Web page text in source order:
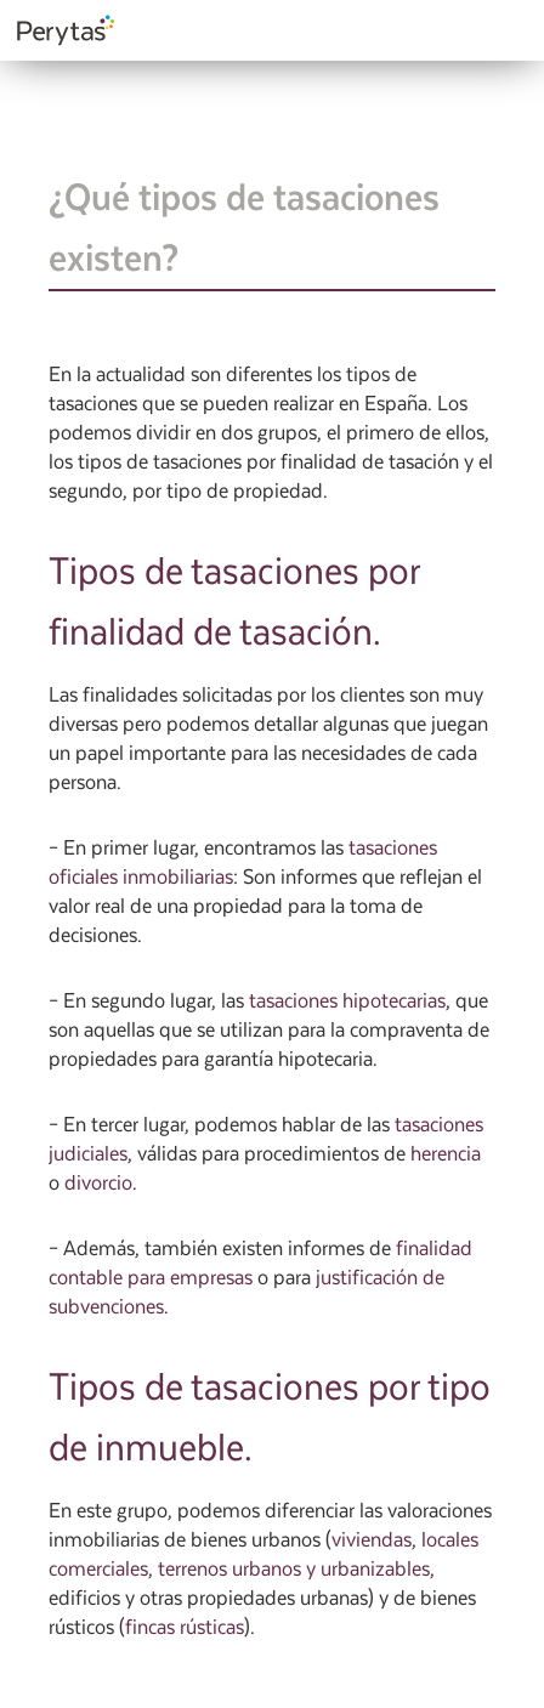
¿Qué tipos de tasaciones
existen?
En la actualidad son diferentes los tipos de
tasaciones que se pueden realizar en España. Los
podemos dividir en dos grupos, el primero de ellos,
los tipos de tasaciones por finalidad de tasación y el
segundo, por tipo de propiedad.
Tipos de tasaciones por
finalidad de tasación.
Las finalidades solicitadas por los clientes son muy
diversas pero podemos detallar algunas que juegan
un papel importante para las necesidades de cada
persona.
– En primer lugar, encontramos lastasaciones
oficiales inmobiliarias: Son informes que reflejan el
valor real de una propiedad para la toma de
decisiones.
– En segundo lugar, lastasaciones hipotecarias, que
son aquellas que se utilizan para la compraventa de
propiedades para garantía hipotecaria.
– En tercer lugar, podemos hablar de lastasaciones
judiciales, válidas para procedimientos de herencia
odivorcio.
– Además, también existen informes definalidad
contable para empresaso para justificación de
subvenciones.
Tipos de tasaciones por tipo
de inmueble.
En este grupo, podemos diferenciar las valoraciones
inmobiliarias de bienes urbanos (viviendas, locales
comerciales,terrenos urbanos y urbanizables,
edificios y otras propiedades urbanas) y de bienes
rústicos (fincas rústicas).